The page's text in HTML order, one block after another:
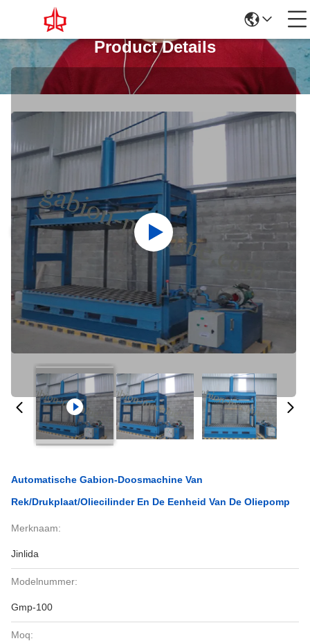
Product Details
Automatische Gabion-Doosmachine Van
Rek/Drukplaat/Oliecilinder En De Eenheid Van De Oliepomp
Merknaam:
Jinlida
Modelnummer:
Gmp-100
Moq: